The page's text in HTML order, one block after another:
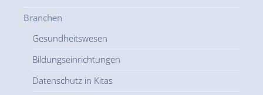
Branchen
Gesundheitswesen
Bildungseinrichtungen
Datenschutz in Kitas